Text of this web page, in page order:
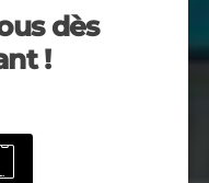
dès
!